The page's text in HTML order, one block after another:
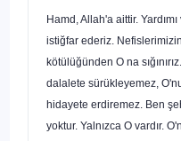
Hamd, Allah'a aittir.
istiğfar ede­riz.
kötülüğünden O na
dalalete sürükleyemez,
hidayete erdiremez. Ben
yoktur. Yalnızca O vardır.